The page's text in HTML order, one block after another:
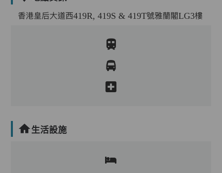
香港皇后大道西419R, 419S & 419T號雅蘭閣LG3樓
生活設施